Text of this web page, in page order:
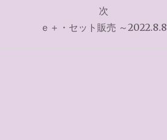
次
ｅ＋・セット販売 ～2022.8.8